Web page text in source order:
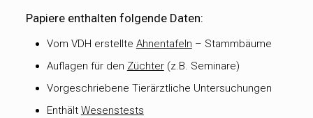
Papiere enthalten folgende Daten:
Vom VDH erstellte Ahnentafeln – Stammbäume
Auflagen für den Züchter(z.B. Seminare)
Vorgeschriebene Tierärztliche Untersuchungen
Enthält Wesenstests